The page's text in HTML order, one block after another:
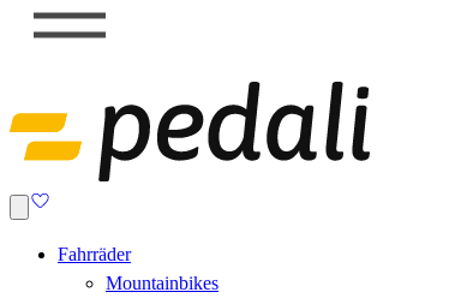
Fahrräder
Mountainbikes